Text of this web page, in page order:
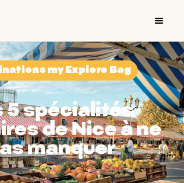
my Explore Bag
5 spécialités
de Nice à ne
manquer